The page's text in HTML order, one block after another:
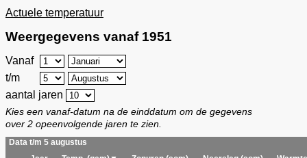
Actuele temperatuur
Weergegevens vanaf 1951
Vanaf
t/m
aantal jaren
Kies een vanaf-datum na de einddatum om de gegevens
over 2 opeenvolgende jaren te zien.
Data t/m 5 augustus